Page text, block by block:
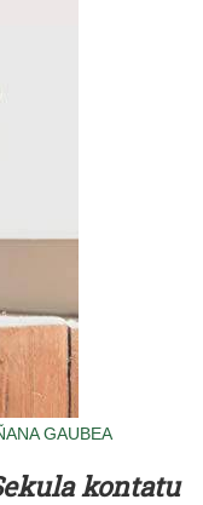
GAUBEA
kontatu